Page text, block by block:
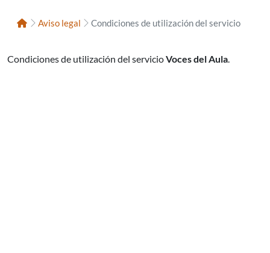
InicioAviso legal Condiciones de utilización del servicio
Condiciones de utilización del servicioVoces del Aula.